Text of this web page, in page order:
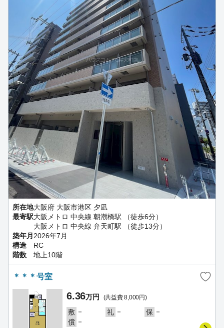
所在地大阪府 大阪市港区 夕凪
最寄駅大阪メトロ 中央線 朝潮橋駅 （徒歩6分）
大阪メトロ 中央線 弁天町駅 （徒歩13分）
築年月 2026年7月
構造
RC
階数
地上10階
＊＊＊号室
6.36万円 (共益費 8,000円)
敷 － 礼 － 保 －
償 －